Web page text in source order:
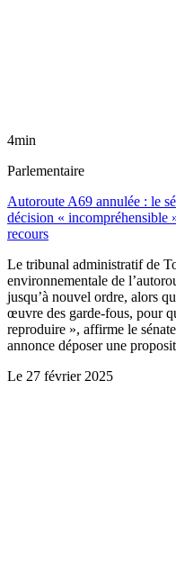
4min
Parlementaire
Autoroute A69 annulée : le
décision « incompréhensible
recours
Le tribunal administratif de
environnementale de
jusqu’à nouvel ordre, alors
œuvre des garde-fous, pour
reproduire », affirme le
annonce déposer une
Le 27 février 2025